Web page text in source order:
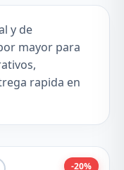
y de
mayor para
rapida en
-20%